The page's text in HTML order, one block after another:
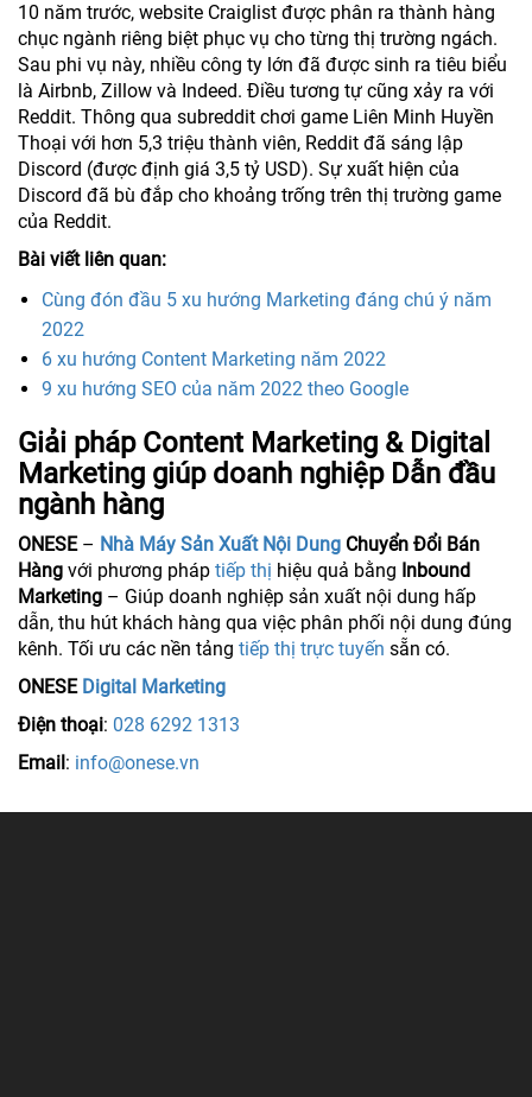
10 năm trước, website Craiglist được phân ra thành hàng
chục ngành riêng biệt phục vụ cho từng thị trường ngách.
Sau phi vụ này, nhiều công ty lớn đã được sinh ra tiêu biểu
là Airbnb, Zillow và Indeed. Điều tương tự cũng xảy ra với
Reddit. Thông qua subreddit chơi game Liên Minh Huyền
Thoại với hơn 5,3 triệu thành viên, Reddit đã sáng lập
Discord (được định giá 3,5 tỷ USD). Sự xuất hiện của
Discord đã bù đắp cho khoảng trống trên thị trường game
của Reddit.
Bài viết liên quan:
Cùng đón đầu 5 xu hướng Marketing đáng chú ý năm
2022
6 xu hướng Content Marketing năm 2022
9 xu hướng SEO của năm 2022 theo Google
Giải pháp Content Marketing & Digital
Marketing giúp doanh nghiệp Dẫn đầu
ngành hàng
ONESE– Nhà Máy Sản Xuất Nội Dung Chuyển Đổi Bán
Hàng với phương pháp tiếp thị hiệu quả bằng Inbound
Marketing – Giúp doanh nghiệp sản xuất nội dung hấp
dẫn, thu hút khách hàng qua việc phân phối nội dung đúng
kênh. Tối ưu các nền tảng tiếp thị trực tuyến sẵn có.
ONESE Digital Marketing
Điện thoại: 028 6292 1313
Email : info@onese.vn